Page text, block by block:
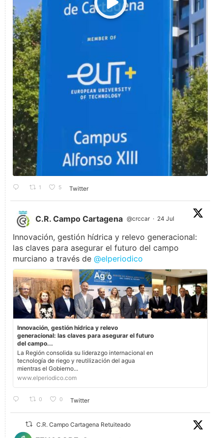
1 5 Twitter
C.R. Campo Cartagena @crccar · 24 Jul
Innovación, gestión hídrica y relevo generacional:
las claves para asegurar el futuro del campo
murciano a través de @elperiodico
Innovación, gestión hídrica y relevo
generacional: las claves para asegurar el futuro
del campo...
La Región consolida su liderazgo internacional en
tecnología de riego y reutilización del agua
mientras el Gobierno...
www.elperiodico.com
0 0 Twitter
C.R. Campo Cartagena Retuiteado